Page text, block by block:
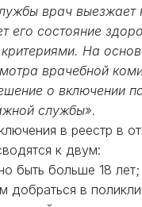
врач выезжает
его состояние
критериями. На
врачебной
о включении
службы».
в реестр в
к двум:
быть больше 18 лет;
добраться в